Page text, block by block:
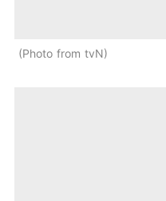
Photo from tvN